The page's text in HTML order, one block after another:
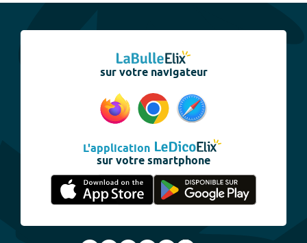
sur votre navigateur
L'application
sur votre smartphone